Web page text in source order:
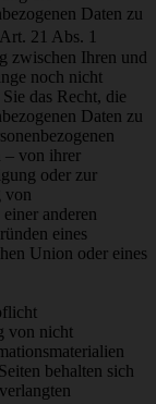
Daten zu
21 Abs. 1
zwischen Ihren und
noch nicht
das Recht, die
Daten zu
– von ihrer
oder zur
von
anderen
eines
Union oder eines
von nicht
behalten sich